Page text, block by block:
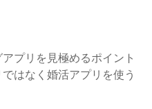
プリを見極めるポイント
はなく婚活アプリを使う